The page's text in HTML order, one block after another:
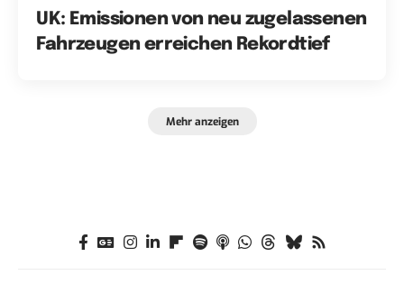
UK: Emissionen von neu zugelassenen
Fahrzeugen erreichen Rekordtief
Mehr anzeigen